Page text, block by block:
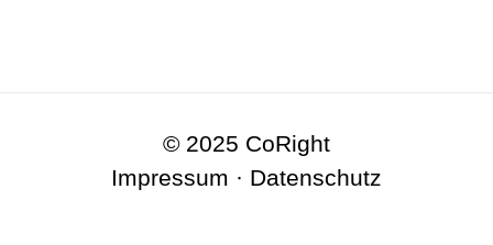
© 2025 CoRight
Impressum · Datenschutz